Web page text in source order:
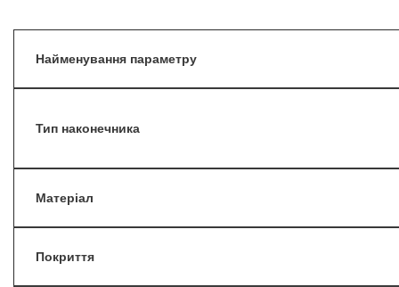
Найменування параметру
Тип наконечника
Матеріал
Покриття